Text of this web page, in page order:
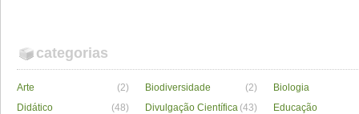
categorias
Arte (2) Biodiversidade (2)
Biologia
Didático
(48) Divulgação Científica (43)
Educação